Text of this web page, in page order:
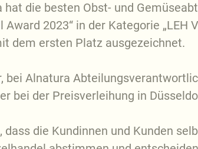
die besten Obst- und
2023“ in der Kategorie
dem ersten Platz ausgezeichnet.
bei Alnatura
bei der Preisverleihung in
die Kundinnen und Kunden